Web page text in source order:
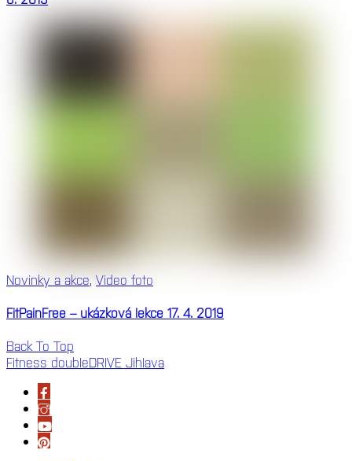
Novinky a akce Video foto
FitPainFree – ukázková lekce 17. 4. 2019
Back To Top
Fitness doubleDRIVE Jihlava